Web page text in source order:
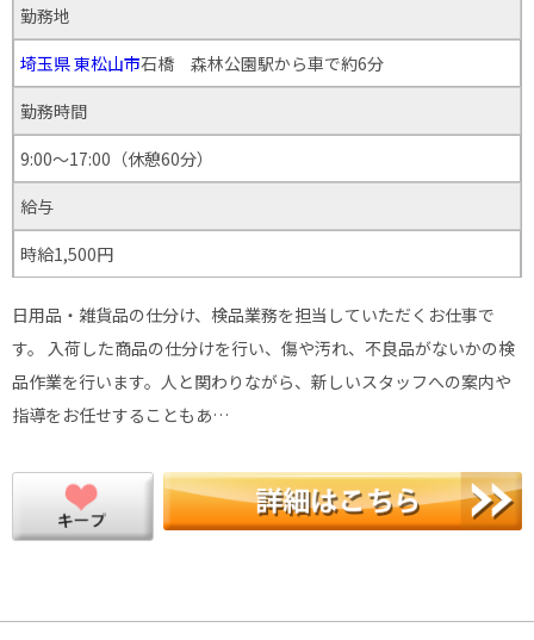
勤務地
埼玉県東松山市石橋 森林公園駅から車で約6分
勤務時間
9:00〜17:00（休憩60分）
給与
時給1,500円
日用品・雑貨品の仕分け、検品業務を担当していただくお仕事で
す。 入荷した商品の仕分けを行い、傷や汚れ、不良品がないかの検
品作業を行います。人と関わりながら、新しいスタッフへの案内や
指導をお任せすることもあ…